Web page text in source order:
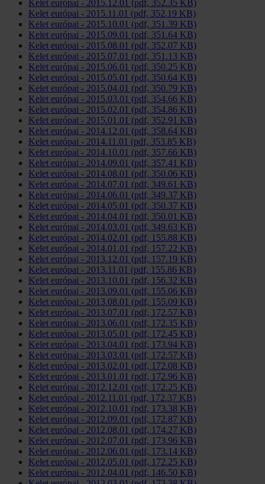
Kelet európai - 2015.12.01 (pdf, 352.35 KB)
Kelet európai - 2015.11.01 (pdf, 352.19 KB)
Kelet európai - 2015.10.01 (pdf, 351.39 KB)
Kelet európai - 2015.09.01 (pdf, 351.64 KB)
Kelet európai - 2015.08.01 (pdf, 352.07 KB)
Kelet európai - 2015.07.01 (pdf, 351.13 KB)
Kelet európai - 2015.06.01 (pdf, 350.25 KB)
Kelet európai - 2015.05.01 (pdf, 350.64 KB)
Kelet európai - 2015.04.01 (pdf, 350.79 KB)
Kelet európai - 2015.03.01 (pdf, 354.66 KB)
Kelet európai - 2015.02.01 (pdf, 354.86 KB)
Kelet európai - 2015.01.01 (pdf, 352.91 KB)
Kelet európai - 2014.12.01 (pdf, 358.64 KB)
Kelet európai - 2014.11.01 (pdf, 353.85 KB)
Kelet európai - 2014.10.01 (pdf, 357.66 KB)
Kelet európai - 2014.09.01 (pdf, 357.41 KB)
Kelet európai - 2014.08.01 (pdf, 350.06 KB)
Kelet európai - 2014.07.01 (pdf, 349.61 KB)
Kelet európai - 2014.06.01 (pdf, 349.37 KB)
Kelet európai - 2014.05.01 (pdf, 350.37 KB)
Kelet európai - 2014.04.01 (pdf, 350.01 KB)
Kelet európai - 2014.03.01 (pdf, 349.63 KB)
Kelet európai - 2014.02.01 (pdf, 155.88 KB)
Kelet európai - 2014.01.01 (pdf, 157.22 KB)
Kelet európai - 2013.12.01 (pdf, 157.19 KB)
Kelet európai - 2013.11.01 (pdf, 155.86 KB)
Kelet európai - 2013.10.01 (pdf, 156.32 KB)
Kelet európai - 2013.09.01 (pdf, 155.06 KB)
Kelet európai - 2013.08.01 (pdf, 155.09 KB)
Kelet európai - 2013.07.01 (pdf, 172.57 KB)
Kelet európai - 2013.06.01 (pdf, 172.35 KB)
Kelet európai - 2013.05.01 (pdf, 172.45 KB)
Kelet európai - 2013.04.01 (pdf, 173.94 KB)
Kelet európai - 2013.03.01 (pdf, 172.57 KB)
Kelet európai - 2013.02.01 (pdf, 172.08 KB)
Kelet európai - 2013.01.01 (pdf, 172.96 KB)
Kelet európai - 2012.12.01 (pdf, 172.25 KB)
Kelet európai - 2012.11.01 (pdf, 172.37 KB)
Kelet európai - 2012.10.01 (pdf, 173.38 KB)
Kelet európai - 2012.09.01 (pdf, 172.87 KB)
Kelet európai - 2012.08.01 (pdf, 174.27 KB)
Kelet európai - 2012.07.01 (pdf, 173.96 KB)
Kelet európai - 2012.06.01 (pdf, 173.14 KB)
Kelet európai - 2012.05.01 (pdf, 172.25 KB)
Kelet európai - 2012.04.01 (pdf, 146.50 KB)